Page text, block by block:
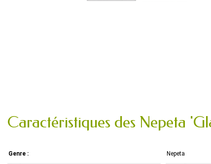
Caractéristiques des Nepeta
Genre : Nepeta